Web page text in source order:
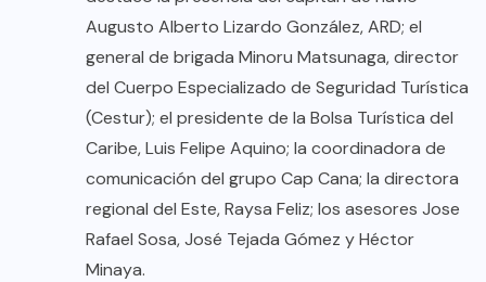
Augusto Alberto Lizardo González, ARD; el
general de brigada Minoru Matsunaga, director
del Cuerpo Especializado de Seguridad Turística
(Cestur); el presidente de la Bolsa Turística del
Caribe, Luis Felipe Aquino; la coordinadora de
comunicación del grupo Cap Cana; la directora
regional del Este, Raysa Feliz; los asesores Jose
Rafael Sosa, José Tejada Gómez y Héctor
Minaya.